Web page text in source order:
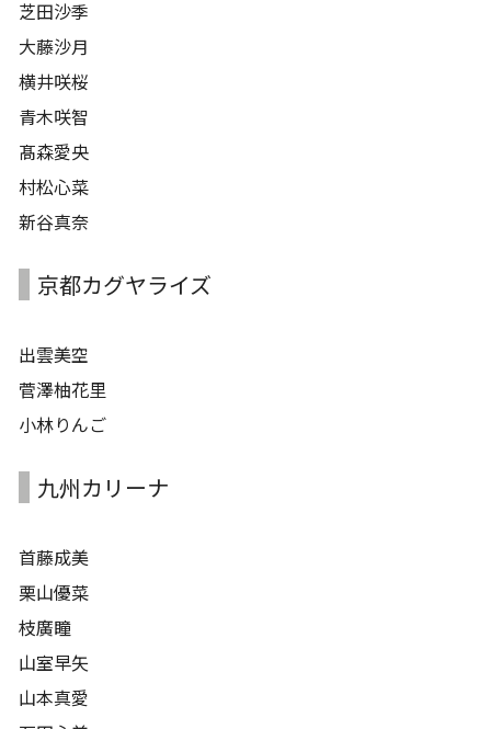
芝田沙季
大藤沙月
横井咲桜
青木咲智
髙森愛央
村松心菜
新谷真奈
京都カグヤライズ
出雲美空
菅澤柚花里
小林りんご
九州カリーナ
首藤成美
栗山優菜
枝廣瞳
山室早矢
山本真愛